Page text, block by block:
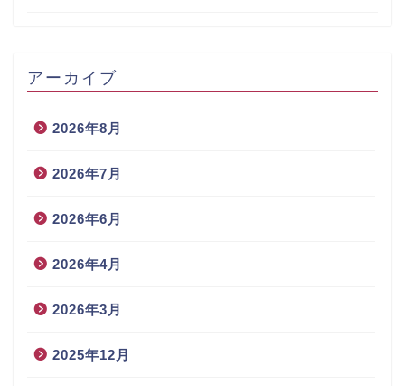
アーカイブ
2026年8月
2026年7月
2026年6月
2026年4月
2026年3月
2025年12月